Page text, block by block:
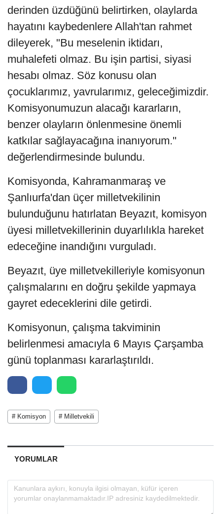
derinden üzdüğünü belirtirken, olaylarda
hayatını kaybedenlere Allah'tan rahmet
dileyerek, "Bu meselenin iktidarı,
muhalefeti olmaz. Bu işin partisi, siyasi
hesabı olmaz. Söz konusu olan
çocuklarımız, yavrularımız, geleceğimizdir.
Komisyonumuzun alacağı kararların,
benzer olayların önlenmesine önemli
katkılar sağlayacağına inanıyorum."
değerlendirmesinde bulundu.
Komisyonda, Kahramanmaraş ve
Şanlıurfa'dan üçer milletvekilinin
bulunduğunu hatırlatan Beyazıt, komisyon
üyesi milletvekillerinin duyarlılıkla hareket
edeceğine inandığını vurguladı.
Beyazıt, üye milletvekilleriyle komisyonun
çalışmalarını en doğru şekilde yapmaya
gayret edeceklerini dile getirdi.
Komisyonun, çalışma takviminin
belirlenmesi amacıyla 6 Mayıs Çarşamba
günü toplanması kararlaştırıldı.
# Komisyon # Milletvekili
YORUMLAR